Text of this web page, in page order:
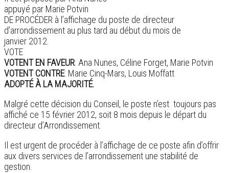
appuyé par Marie Potvin
DE PROCÉDER à l’affichage du poste de directeur
d’arrondissement au plus tard au début du mois de
janvier 2012.
VOTE
VOTENT EN FAVEUR: Ana Nunes, Céline Forget, Marie Potvin
VOTENT CONTRE: Marie Cinq-Mars, Louis Moffatt
ADOPTÉ À LA MAJORITÉ.
Malgré cette décision du Conseil, le poste n’est toujours pas
affiché ce 15 février 2012, soit 8 mois depuis le départ du
directeur d’Arrondissement.
Il est urgent de procéder à l’affichage de ce poste afin d’offrir
aux divers services de l’arrondissement une stabilité de
gestion.